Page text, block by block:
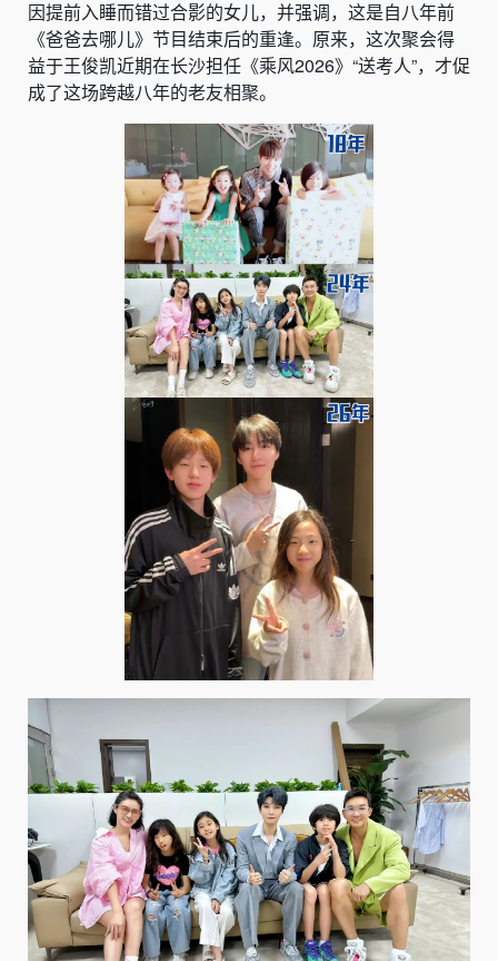
因提前入睡而错过合影的女儿，并强调，这是自八年前
《爸爸去哪儿》节目结束后的重逢。原来，这次聚会得
益于王俊凯近期在长沙担任《乘风2026》“送考人”，才促
成了这场跨越八年的老友相聚。